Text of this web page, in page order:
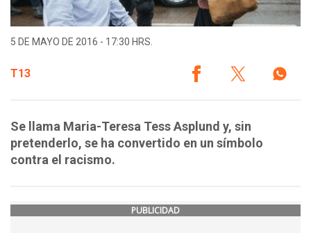
5 DE MAYO DE 2016 - 17:30 HRS.
T13
Se llama Maria-Teresa Tess Asplund y, sin
pretenderlo, se ha convertido en un símbolo
contra el racismo.
PUBLICIDAD